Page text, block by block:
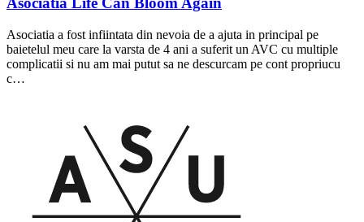
Asociatia a fost infiintata din nevoia de a ajuta in principal pe
baietelul meu care la varsta de 4 ani a suferit un AVC cu multiple
complicatii si nu am mai putut sa ne descurcam pe cont propriucu
c…